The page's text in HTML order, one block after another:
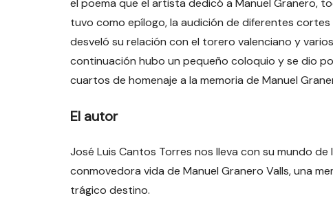
el poema que el artista dedicó a Manuel Granero,
tuvo como epílogo, la audición de diferentes
desveló su relación con el torero valenciano y
continuación hubo un pequeño coloquio y se dio
cuartos de homenaje a la memoria de Manuel
El autor
José Luis Cantos Torres nos lleva con su mundo
conmovedora vida de Manuel Granero Valls, una
trágico destino.